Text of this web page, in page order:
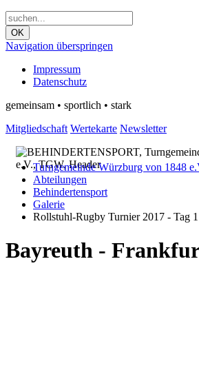
OK
Navigation überspringen
Impressum
Datenschutz
gemeinsam • sportlich • stark
Mitgliedschaft Wertekarte Newsletter
Turngemeinde Würzburg von 1848
Abteilungen
Behindertensport
Galerie
Rollstuhl-Rugby Turnier 2017 - Tag 1
Bayreuth -